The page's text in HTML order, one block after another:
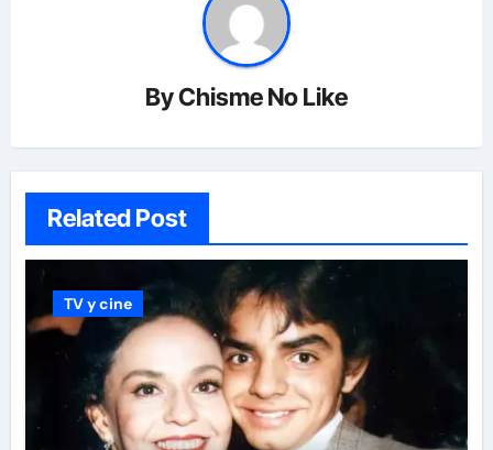
ByChisme No Like
Related Post
TV y cine